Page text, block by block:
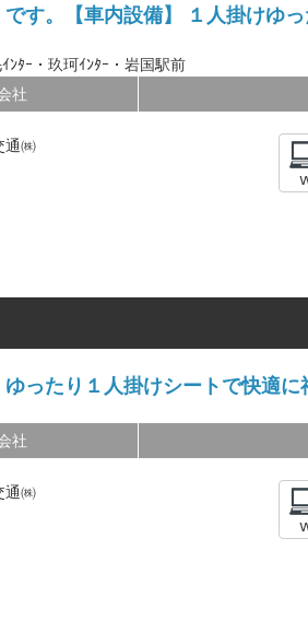
す。【車内設備】 １人掛けゆ
ﾝﾀｰ・玖珂ｲﾝﾀｰ・岩国駅前
社
通㈱
ったり１人掛けシートで快適に
社
通㈱